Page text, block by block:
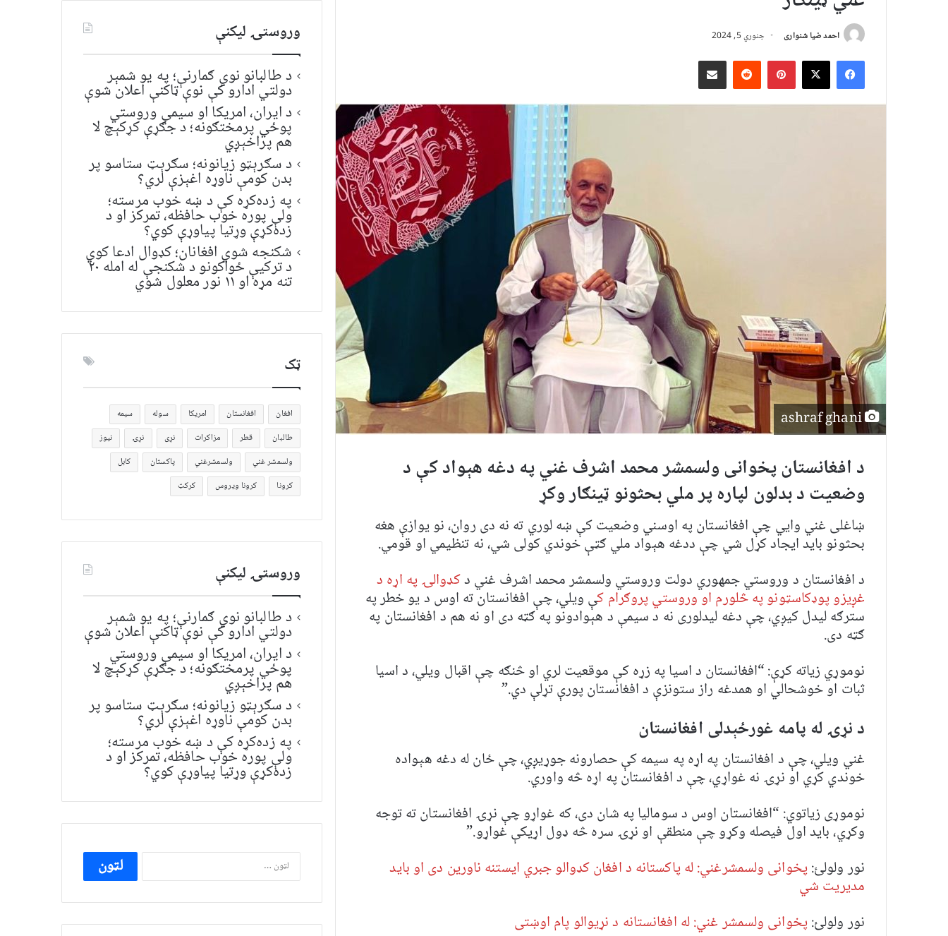
احمد ضیا شنواری جنوري 5, 2024
Facebook
X
Pinterest
Redditد بریښنالیک له لارې شریک کړئ
ashraf ghani
د افغانستان پخوانی ولسمشر محمد اشرف غني په دغه هېواد کې د
وضعیت د بدلون لپاره پر ملي بحثونو ټینګار وکړ
ښاغلی غني وايي چې افغانستان په اوسني وضعیت کې ښه لوري ته نه دی روان، نو یوازې هغه
بحثونو باید ایجاد کړل شي چې ددغه هېواد ملي ګټې خوندي کولی شي، نه تنظیمي او قومي.
د افغانستان د وروستي جمهوري دولت وروستي ولسمشر محمد اشرف غني دکډوالۍ په اړه د
غږیزو پوډکاسټونو په څلورم او وروستي پروګرام کې ویلي، چې افغانستان ته اوس د یو خطر په
سترګه لیدل کیږي،‌ چې دغه لیدلوری نه د سیمې د هېوادونو په ګټه دی او نه هم د افغانستان په
ګټه دی.
نوموړي زیاته کړې: “افغانستان د اسیا په زړه کې موقعیت لري او څنګه چې اقبال ویلي،‌ د اسیا
ثبات او خوشحالي‌ او همدغه راز ستونزې د افغانستان پورې تړلې دي.”
د نړۍ له پامه غورځېدلی افغانستان
غني ویلي،‌ چې د افغانستان په اړه په سیمه کې حصارونه جوړیږي، چې ځان له دغه هېواده
خوندي کړي‌ او نړۍ نه غواړي‌، چې د افغانستان په اړه څه واوري.
نوموړی زیاتوي: “افغانستان اوس د سوماليا په شان دی، که غواړو چې نړۍ افغانستان ته توجه
وکړي، باید اول فیصله وکړو چې منطقې او نړۍ سره څه ډول اړیکې غواړو.”
نور ولولئ:پخوانی ولسمشرغني: له پاکستانه د افغان کډوالو جبري ایستنه ناورین دی او باید
مدیریت شي
نور ولولئ:پخوانی ولسمشر غني: له افغانستانه د نړیوالو پام اوښتی
وروستۍ ليکنې
د طالبانو نوي ګمارنې؛ په یو شمېر
دولتي ادارو کې نوې ټاکنې اعلان شوې
د ایران، امریکا او سیمې وروستي
پوځي پرمختګونه؛ د جګړې کړکېچ لا
هم پراخېږي
د سګرېټو زیانونه؛ سګرېټ ستاسو پر
بدن کومې ناوړه اغېزې لري؟
په زده‌کړه کې د ښه خوب مرسته؛
ولې پوره خوب حافظه، تمرکز او د
زده‌کړې وړتیا پیاوړې کوي؟
شکنجه شوي افغانان؛ کډوال ادعا کوي
د ترکیې ځواکونو د شکنجې له امله ۲۰
تنه مړه او ۱۱ نور معلول شوي
ټک
افغان افغانستان امریکا سوله
سیمه
طالبان
قطر مزاکرات نړی نړۍ
نیوز
ولسمشر غني
ولسمشرغني پاکستان
کابل
کرونا
کرونا ویروس کرکټ
وروستۍ ليکنې
د طالبانو نوي ګمارنې؛ په یو شمېر
دولتي ادارو کې نوې ټاکنې اعلان شوې
د ایران، امریکا او سیمې وروستي
پوځي پرمختګونه؛ د جګړې کړکېچ لا
هم پراخېږي
د سګرېټو زیانونه؛ سګرېټ ستاسو پر
بدن کومې ناوړه اغېزې لري؟
په زده‌کړه کې د ښه خوب مرسته؛
ولې پوره خوب حافظه، تمرکز او د
زده‌کړې وړتیا پیاوړې کوي؟
ددی
لپاره
لټون: